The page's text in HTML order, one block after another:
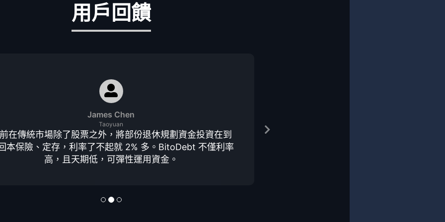
用戶回饋
James Chen
Taoyuan
在傳統市場除了股票之外，將部份退休規劃資金投資在到
本保險、定存，利率了不起就 2% 多。BitoDebt 不僅利率
高，且天期低，可彈性運用資金。